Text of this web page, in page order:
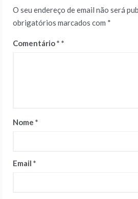
O seu endereço de email não será
obrigatórios marcados com *
Comentário*
Nome *
Email *